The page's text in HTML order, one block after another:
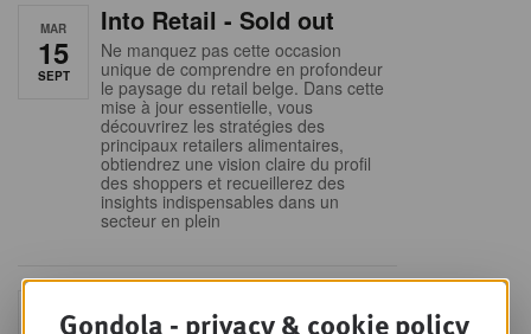
MAR
15
SEPT
Into Retail - Sold out
Ne manquez pas cette occasion
unique de comprendre en profondeur
le paysage du retail belge. Dans cette
mise à jour essentielle, vous
découvrirez les stratégies des
principaux retailers alimentaires,
obtiendrez une vision claire du profil
des shoppers et recueillerez des
insights indispensables dans un
secteur en plein
JEUGondola - privacy & cookie policy